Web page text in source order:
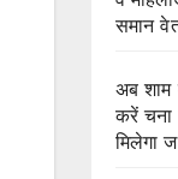
समान
अब शाम
करें चना
मिलेगा